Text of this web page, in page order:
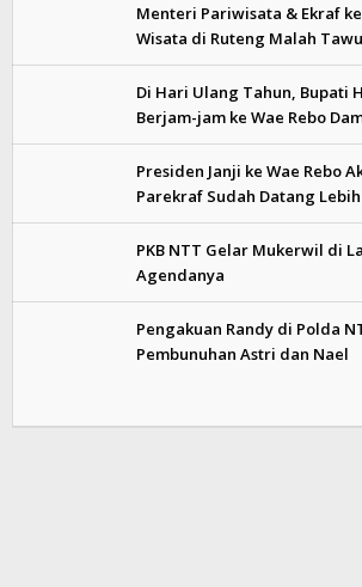
Menteri Pariwisata & Ekraf
Wisata di Ruteng Malah
Di Hari Ulang Tahun, Bupati
Berjam-jam ke Wae Rebo
Presiden Janji ke Wae Rebo
Parekraf Sudah Datang
PKB NTT Gelar Mukerwil di
Agendanya
Pengakuan Randy di Polda
Pembunuhan Astri dan Nael